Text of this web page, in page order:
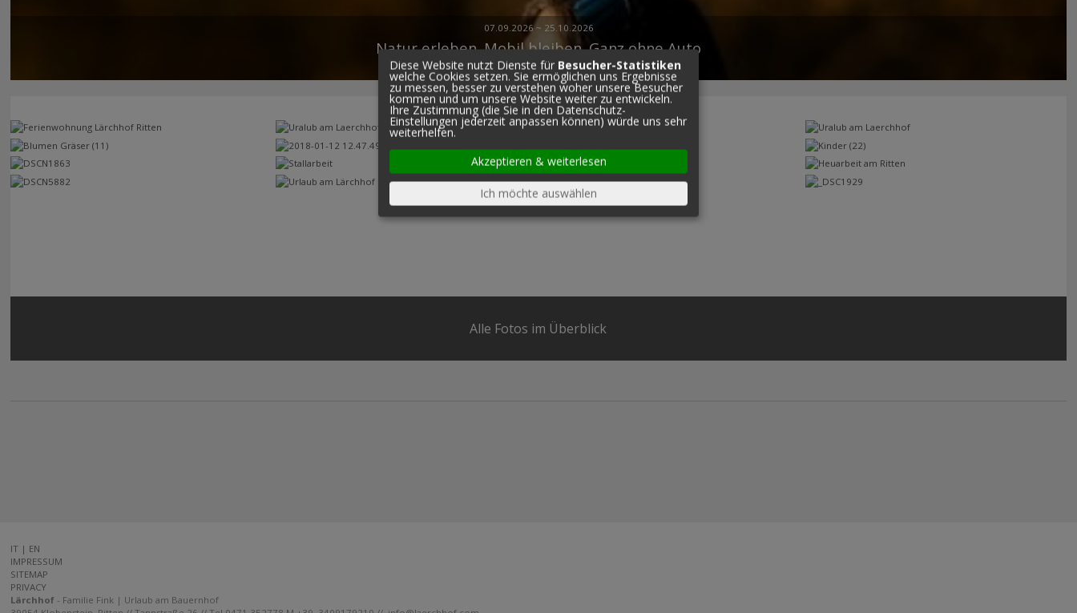
07.09.2026 ~ 25.10.2026
Natur erleben. Mobil bleiben. Ganz ohne Auto
ab 110,00 Euro für 2 Personen
IMPRESSIONEN
Alle Fotos im Überblick
IT | EN
IMPRESSUM
SITEMAP
PRIVACY
Lärchhof - Familie Fink | Urlaub am Bauernhof
Diese Website nutzt Dienste für Besucher-Statistiken
welche Cookies setzen. Sie ermöglichen uns Ergebnisse
zu messen, besser zu verstehen woher unsere Besucher
kommen und um unsere Website weiter zu entwickeln.
Ihre Zustimmung (die Sie in den Datenschutz-
Einstellungen jederzeit anpassen können) würde uns sehr
weiterhelfen.
Ich möchte auswählen
Akzeptieren & weiterlesen